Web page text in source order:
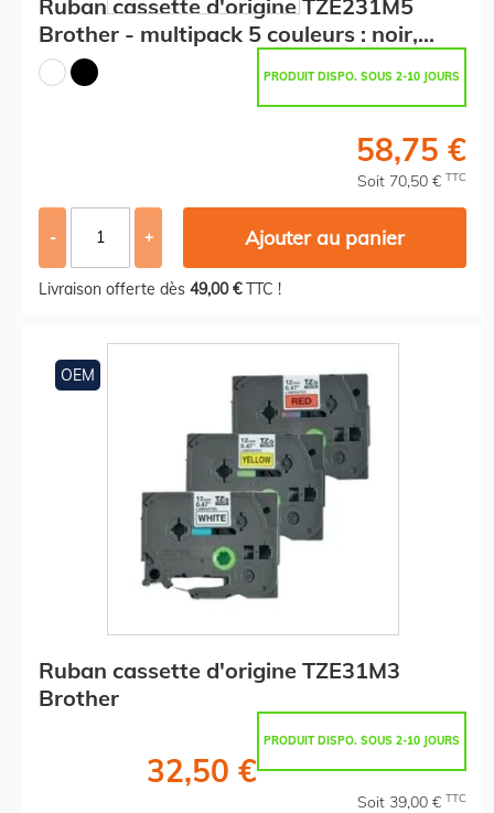
Ruban cassette d'origine TZE231M5
Brother - multipack 5 couleurs : noir,
blanc
PRODUIT DISPO. SOUS 2-10 JOURS
58,75 €
Soit 70,50 € TTC
- + Ajouter au panier
Livraison offerte dès 49,00 €TTC !
OEM
Ruban cassette d'origine TZE31M3
Brother
PRODUIT DISPO. SOUS 2-10 JOURS
32,50 €
Soit 39,00 € TTC